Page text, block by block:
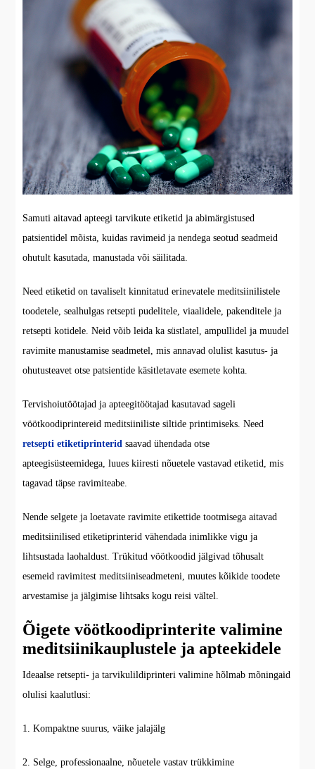
Samuti aitavad apteegi tarvikute etiketid ja abimärgistused
patsientidel mõista, kuidas ravimeid ja nendega seotud seadmeid
ohutult kasutada, manustada või säilitada.
Need etiketid on tavaliselt kinnitatud erinevatele meditsiinilistele
toodetele, sealhulgas retsepti pudelitele, viaalidele, pakenditele ja
retsepti kotidele. Neid võib leida ka süstlatel, ampullidel ja muudel
ravimite manustamise seadmetel, mis annavad olulist kasutus- ja
ohutusteavet otse patsientide käsitletavate esemete kohta.
Tervishoiutöötajad ja apteegitöötajad kasutavad sageli
vöötkoodiprintereid meditsiiniliste siltide printimiseks. Need
retsepti etiketiprinterid saavad ühendada otse
apteegisüsteemidega, luues kiiresti nõuetele vastavad etiketid, mis
tagavad täpse ravimiteabe.
Nende selgete ja loetavate ravimite etikettide tootmisega aitavad
meditsiinilised etiketiprinterid vähendada inimlikke vigu ja
lihtsustada laohaldust. Trükitud vöötkoodid jälgivad tõhusalt
esemeid ravimitest meditsiiniseadmeteni, muutes kõikide toodete
arvestamise ja jälgimise lihtsaks kogu reisi vältel.
Õigete vöötkoodiprinterite valimine
meditsiinikauplustele ja apteekidele
Ideaalse retsepti- ja tarvikulildiprinteri valimine hõlmab mõningaid
olulisi kaalutlusi:
1. Kompaktne suurus, väike jalajälg
2. Selge, professionaalne, nõuetele vastav trükkimine